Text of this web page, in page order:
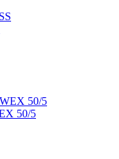
50/5